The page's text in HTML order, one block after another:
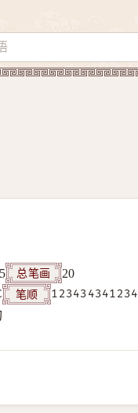
5 总笔画
20
笔顺